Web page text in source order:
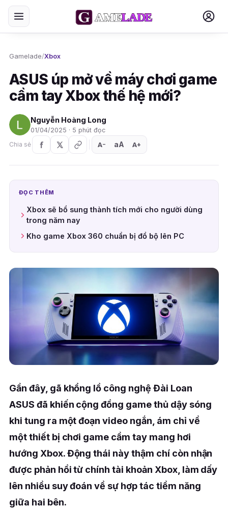
Gamelade/Xbox
ASUS úp mở về máy chơi game
cầm tay Xbox thế hệ mới?
Nguyễn Hoàng Long
01/04/2025 · 5 phút đọc
Chia sẻ
A− aA A+
ĐỌC THÊM
Xbox sẽ bổ sung thành tích mới cho người dùng
trong năm nay
Kho game Xbox 360 chuẩn bị đổ bộ lên PC
Gần đây, gã khổng lồ công nghệ Đài Loan
ASUS đã khiến cộng đồng game thủ dậy sóng
khi tung ra một đoạn video ngắn, ám chỉ về
một thiết bị chơi game cầm tay mang hơi
hướng Xbox. Động thái này thậm chí còn nhận
được phản hồi từ chính tài khoản Xbox, làm dấy
lên nhiều suy đoán về sự hợp tác tiềm năng
giữa hai bên.